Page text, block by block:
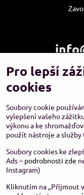
+420
Pro lepší
cookies
Soubory cookie
vylepšení vašeho
výkonu a ke
použít nástroje a
Soubory cookies ke
Ads – podrobnosti zde
Instagram)
Kliknutím na „Přijmout